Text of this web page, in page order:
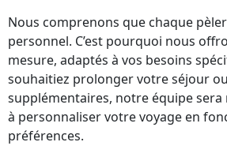
Nous comprenons que chaque
personnel. C’est pourquoi nous
mesure, adaptés à vos besoins
souhaitiez prolonger votre séjour
supplémentaires, notre équipe sera
à personnaliser votre voyage en
préférences.